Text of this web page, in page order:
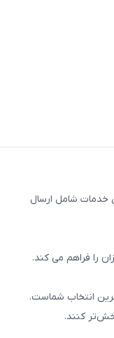
خدمات شامل ارسال
را فراهم می کند.
انتخاب شماست.
کنند.